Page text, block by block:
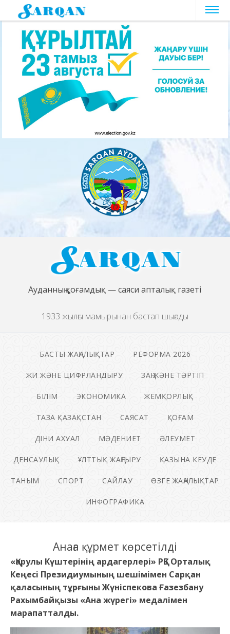
Ауданның қоғамдық — саяси апталық газеті
1933 жылғы мамырынан бастап шығады
БАСТЫ ЖАҢАЛЫҚТАР РЕФОРМА 2026
ЖИ ЖӘНЕ ЦИФРЛАНДЫРУ ЗАҢ ЖӘНЕ ТӘРТІП
БІЛІМ ЭКОНОМИКА ЖЕМҚОРЛЫҚ
ТАЗА ҚАЗАҚСТАН САЯСАТ ҚОҒАМ
ДІНИ АХУАЛ МӘДЕНИЕТ ӘЛЕУМЕТ
ДЕНСАУЛЫҚ ҰЛТТЫҚ ЖАҢҒЫРУ ҚАЗЫНА КЕУДЕ
ТАНЫМ СПОРТ САЙЛАУ ӨЗГЕ ЖАҢАЛЫҚТАР
ИНФОГРАФИКА
Анаға құрмет көрсетілді
«Қарулы Күштерінің ардагерлері» РҚБ Орталық
Кеңесі Президиумының шешімімен Сарқан
қаласының тұрғыны Жүніспекова Ғазезбану
Рахымбайқызы «Ана жүрегі» медалімен
марапатталды.